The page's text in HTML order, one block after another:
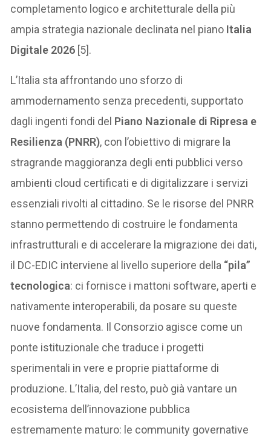
completamento logico e architetturale della più
ampia strategia nazionale declinata nel piano Italia
Digitale 2026 [5].
L’Italia sta affrontando uno sforzo di
ammodernamento senza precedenti, supportato
dagli ingenti fondi del Piano Nazionale di Ripresa e
Resilienza (PNRR), con l’obiettivo di migrare la
stragrande maggioranza degli enti pubblici verso
ambienti cloud certificati e di digitalizzare i servizi
essenziali rivolti al cittadino. Se le risorse del PNRR
stanno permettendo di costruire le fondamenta
infrastrutturali e di accelerare la migrazione dei dati,
il DC-EDIC interviene al livello superiore della “pila”
tecnologica: ci fornisce i mattoni software, aperti e
nativamente interoperabili, da posare su queste
nuove fondamenta. Il Consorzio agisce come un
ponte istituzionale che traduce i progetti
sperimentali in vere e proprie piattaforme di
produzione. L’Italia, del resto, può già vantare un
ecosistema dell’innovazione pubblica
estremamente maturo: le community governative